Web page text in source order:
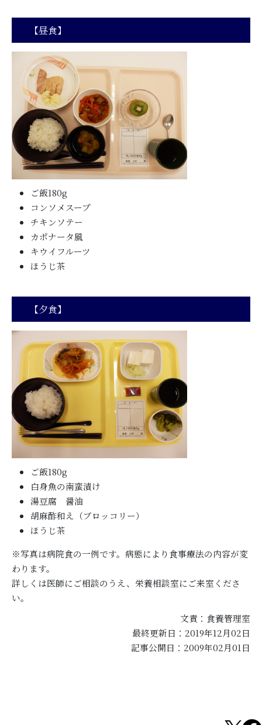
【昼食】
ご飯180g
コンソメスープ
チキンソテー
カポナータ風
キウイフルーツ
ほうじ茶
【夕食】
ご飯180g
白身魚の南蛮漬け
湯豆腐 醤油
胡麻酢和え（ブロッコリー）
ほうじ茶
※写真は病院食の一例です。病態により食事療法の内容が変
わります。
詳しくは医師にご相談のうえ、栄養相談室にご来室くださ
い。
文責：食養管理室
最終更新日：2019年12月02日
記事公開日：2009年02月01日